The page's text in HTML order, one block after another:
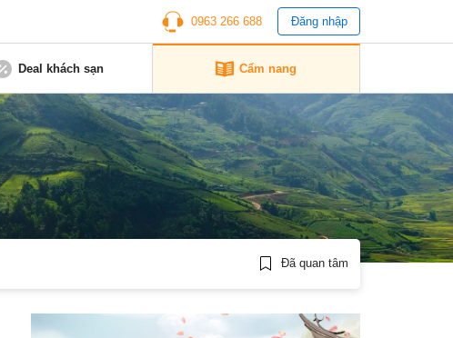
0963 266 688 Đăng nhập
Deal khách sạn Cẩm nang
Đã quan tâm